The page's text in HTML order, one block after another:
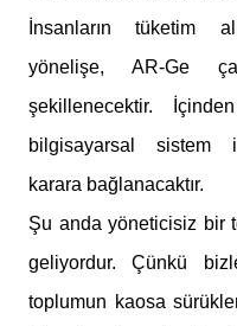
İnsanların tüketim
yönelişe, AR-Ge
şekillenecektir.
bilgisayarsal
karara bağlanacaktır.
Şu anda yöneticisiz bir
geliyordur. Çünkü
toplumun kaosa